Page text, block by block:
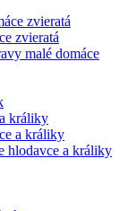
zvieratá
zvieratá
malé domáce
králiky
a králiky
hlodavce a králiky